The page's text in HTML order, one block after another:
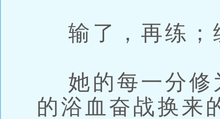
输了，再练；
她的每一分修
的浴血奋战换来